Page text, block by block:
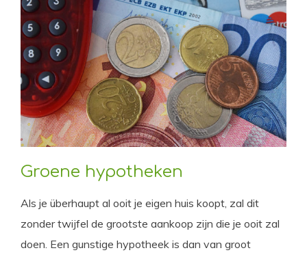
Groene hypotheken
Als je überhaupt al ooit je eigen huis koopt, zal dit
zonder twijfel de grootste aankoop zijn die je ooit zal
doen. Een gunstige hypotheek is dan van groot